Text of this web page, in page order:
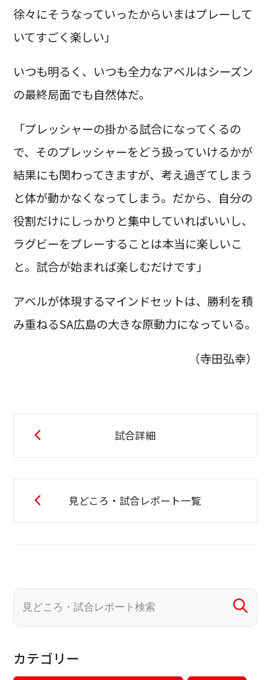
徐々にそうなっていったからいまはプレーして
いてすごく楽しい」
いつも明るく、いつも全力なアベルはシーズン
の最終局面でも自然体だ。
「プレッシャーの掛かる試合になってくるの
で、そのプレッシャーをどう扱っていけるかが
結果にも関わってきますが、考え過ぎてしまう
と体が動かなくなってしまう。だから、自分の
役割だけにしっかりと集中していればいいし、
ラグビーをプレーすることは本当に楽しいこ
と。試合が始まれば楽しむだけです」
アベルが体現するマインドセットは、勝利を積
み重ねるSA広島の大きな原動力になっている。
（寺田弘幸）
試合詳細
見どころ・試合レポート一覧
カテゴリー